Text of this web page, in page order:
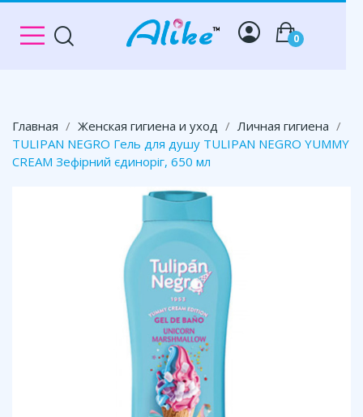
0
Главная Женская гигиена и уход
Личная гигиена
TULIPAN NEGRO Гель для душу TULIPAN NEGRO YUMMY
CREAM Зефірний єдиноріг, 650 мл